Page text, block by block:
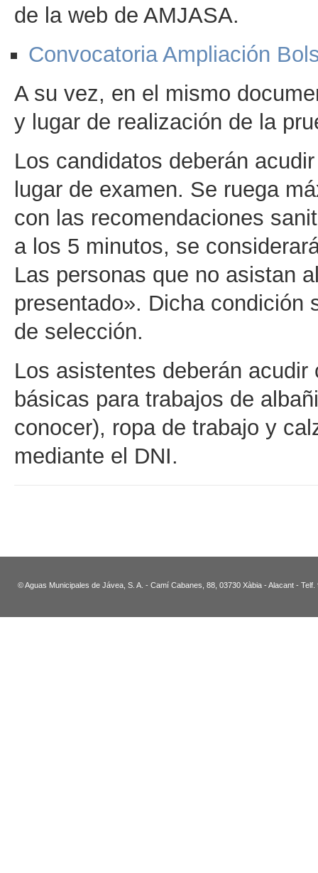
de la web de AMJASA.
Convocatoria Ampliación
A su vez, en el mismo
y lugar de realización de la
Los candidatos deberán
lugar de examen. Se ruega
con las recomendaciones
a los 5 minutos, se
Las personas que no asistan
presentado». Dicha condición
de selección.
Los asistentes deberán
básicas para trabajos de
conocer), ropa de trabajo y
mediante el DNI.
© Aguas Municipales de Jávea, S. A. - Camí Cabanes, 88, 03730 Xàbia - Alacant -